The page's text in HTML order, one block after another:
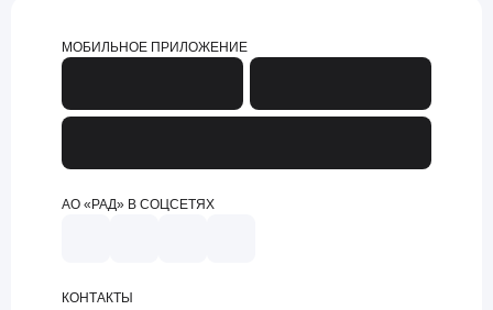
МОБИЛЬНОЕ ПРИЛОЖЕНИЕ
АО «РАД» В СОЦСЕТЯХ
КОНТАКТЫ